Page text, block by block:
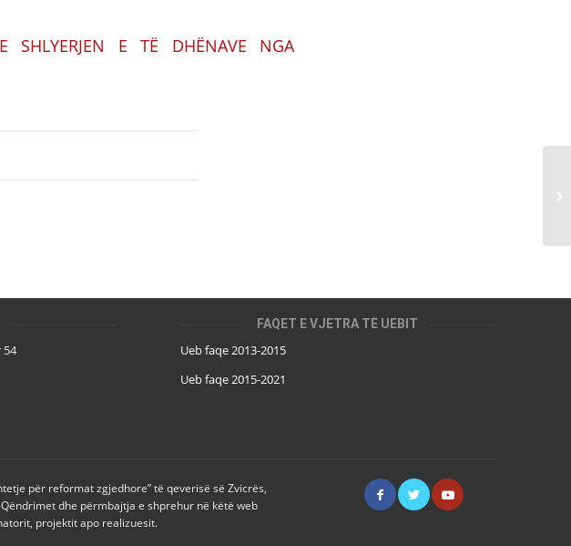
SHLYERJEN E TË DHËNAVE NGA
54
FAQET E VJETRA TË UEBIT
Ueb faqe 2013-2015
Ueb faqe 2015-2021
për reformat zgjedhore” të qeverisë së Zvicrës,
dhe përmbajtja e shprehur në këtë web
projektit apo realizuesit.
të